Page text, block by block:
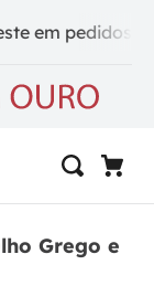
em pedidos a
Grego e